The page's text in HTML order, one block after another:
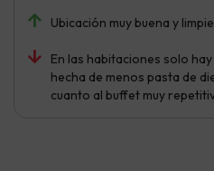
Ubicación muy buena y
En las habitaciones solo
hecha de menos pasta de
cuanto al buffet muy